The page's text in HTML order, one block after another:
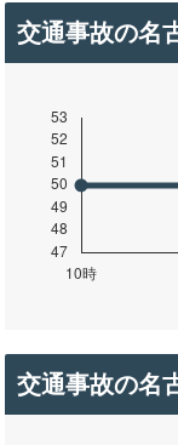
交通事故の名
交通事故の名